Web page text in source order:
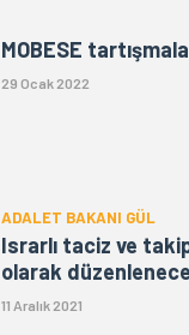
MOBESE
29 Ocak 2022
ADALET BAKANI GÜL
Israrlı taciz ve
olarak
11 Aralık 2021